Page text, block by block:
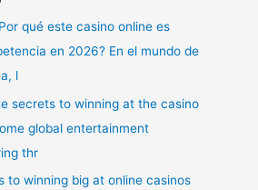
qué este casino online es
en 2026? En el mundo de
l
secrets to winning at the casino
global entertainment
thr
to winning big at online casinos